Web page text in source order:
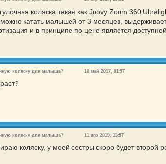
коляска такая как Joovy Zoom 360
катать малышей от 3 месяцев,
и в принципе по цене является доступной.
коляску для малыша? 10 май 2017, 01:57
коляску для малыша? 11 апр 2019, 13:57
коляску, у моей сестры скоро будет второй